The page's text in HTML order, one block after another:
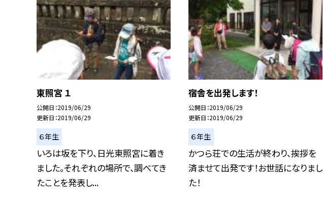
東照宮 １
公開日 2019/06/29
更新日 2019/06/29
６年生
いろは坂を下り、日光東照宮に着き
ました。それぞれの場所で、調べてき
たことを発表し...
宿舎を出発します！
公開日 2019/06/29
更新日 2019/06/29
６年生
かつら荘での生活が終わり、挨拶を
済ませて出発です！お世話になりまし
た！